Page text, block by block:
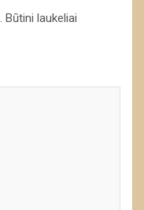
Būtini laukeliai